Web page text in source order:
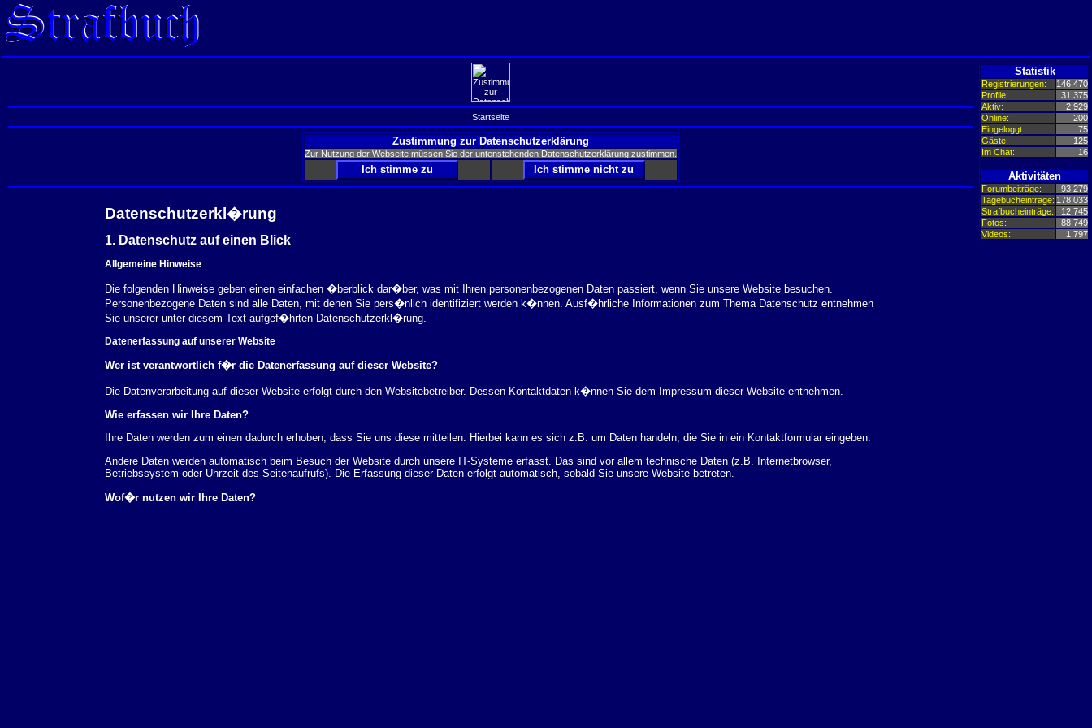
Startseite
Zustimmung zur Datenschutzerklärung
Zur Nutzung der Webseite müssen Sie der untenstehenden Datenschutzerklärung zustimmen.
Datenschutzerkl�rung
1. Datenschutz auf einen Blick
Allgemeine Hinweise
Die folgenden Hinweise geben einen einfachen �berblick dar�ber, was mit Ihren personenbezogenen Daten passiert, wenn Sie unsere Website besuchen.
Personenbezogene Daten sind alle Daten, mit denen Sie pers�nlich identifiziert werden k�nnen. Ausf�hrliche Informationen zum Thema Datenschutz entnehmen
Sie unserer unter diesem Text aufgef�hrten Datenschutzerkl�rung.
Datenerfassung auf unserer Website
Wer ist verantwortlich f�r die Datenerfassung auf dieser Website?
Die Datenverarbeitung auf dieser Website erfolgt durch den Websitebetreiber. Dessen Kontaktdaten k�nnen Sie dem Impressum dieser Website entnehmen.
Wie erfassen wir Ihre Daten?
Ihre Daten werden zum einen dadurch erhoben, dass Sie uns diese mitteilen. Hierbei kann es sich z.B. um Daten handeln, die Sie in ein Kontaktformular eingeben.
Andere Daten werden automatisch beim Besuch der Website durch unsere IT-Systeme erfasst. Das sind vor allem technische Daten (z.B. Internetbrowser,
Betriebssystem oder Uhrzeit des Seitenaufrufs). Die Erfassung dieser Daten erfolgt automatisch, sobald Sie unsere Website betreten.
Wof�r nutzen wir Ihre Daten?
Statistik
Registrierungen:
146.470
Profile:
31.375
Aktiv:
2.929
Online:
200
Eingeloggt:
75
Gäste:
125
Im Chat:
16
Aktivitäten
Forumbeiträge:
93.279
Tagebucheinträge: 178.033
Strafbucheinträge:
12.745
Fotos:
88.749
Videos:
1.797